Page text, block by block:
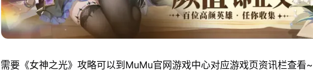
需要《女神之光》攻略可以到MuMu官网游戏中心对应游戏页资讯栏查看~